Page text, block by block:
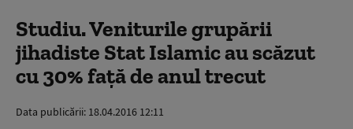
Studiu. Veniturile grupării
jihadiste Stat Islamic au scăzut
cu 30% față de anul trecut
Data publicării: 18.04.2016 12:11